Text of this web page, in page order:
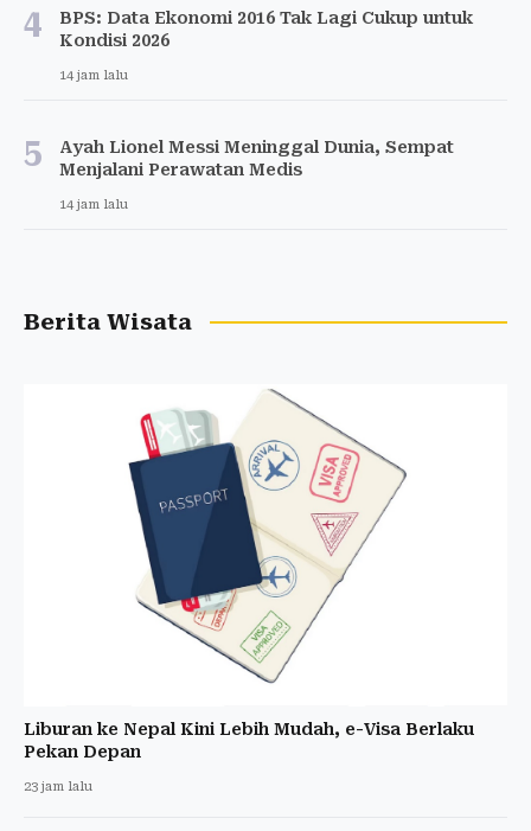
4
BPS: Data Ekonomi 2016 Tak Lagi Cukup untuk
Kondisi 2026
14 jam lalu
5
Ayah Lionel Messi Meninggal Dunia, Sempat
Menjalani Perawatan Medis
14 jam lalu
Berita Wisata
Liburan ke Nepal Kini Lebih Mudah, e-Visa Berlaku
Pekan Depan
23 jam lalu